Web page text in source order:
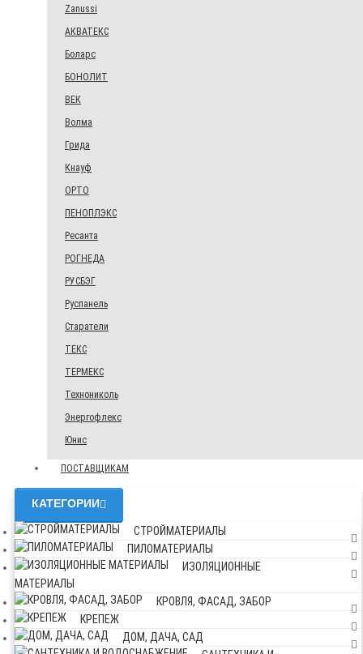
Zanussi
АКВАТЕКС
Боларс
БОНОЛИТ
ВЕК
Волма
Грида
Кнауф
ОРТО
ПЕНОПЛЭКС
Ресанта
РОГНЕДА
РУСБЭГ
Руспанель
Старатели
ТЕКС
ТЕРМЕКС
Технониколь
Энергофлекс
Юнис
ПОСТАВЩИКАМ
КАТЕГОРИИ
СТРОЙМАТЕРИАЛЫ
ПИЛОМАТЕРИАЛЫ
ИЗОЛЯЦИОННЫЕ
МАТЕРИАЛЫ
КРОВЛЯ, ФАСАД, ЗАБОР
КРЕПЕЖ
ДОМ, ДАЧА, САД